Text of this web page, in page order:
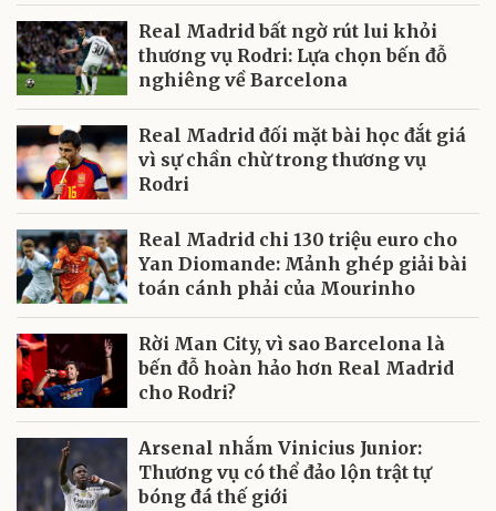
Real Madrid bất ngờ rút lui khỏi
thương vụ Rodri: Lựa chọn bến đỗ
nghiêng về Barcelona
Real Madrid đối mặt bài học đắt giá
vì sự chần chừ trong thương vụ
Rodri
Real Madrid chi 130 triệu euro cho
Yan Diomande: Mảnh ghép giải bài
toán cánh phải của Mourinho
Rời Man City, vì sao Barcelona là
bến đỗ hoàn hảo hơn Real Madrid
cho Rodri?
Arsenal nhắm Vinicius Junior:
Thương vụ có thể đảo lộn trật tự
bóng đá thế giới